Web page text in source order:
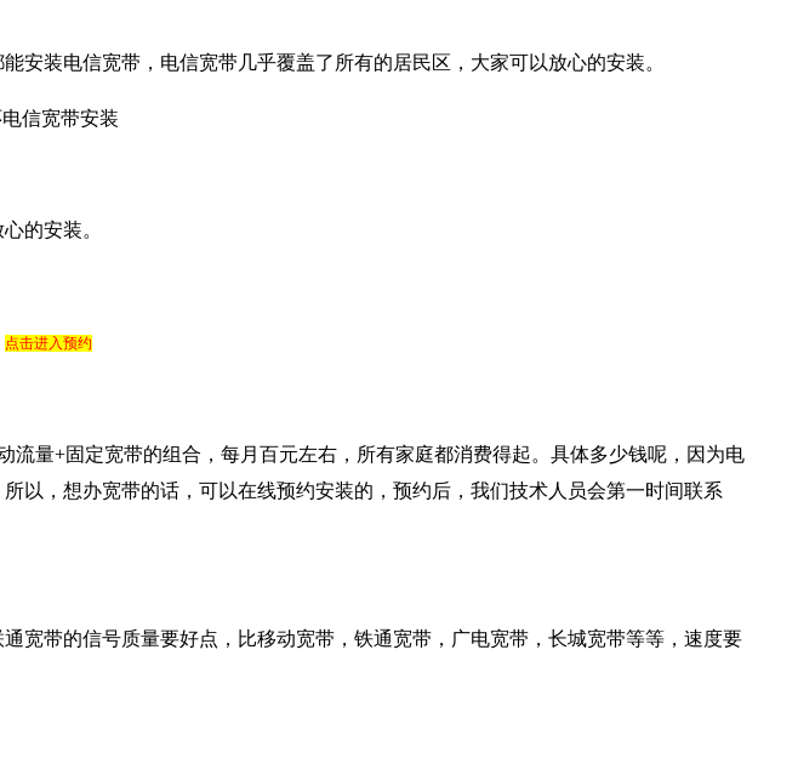
装电信宽带，电信宽带几乎覆盖了所有的居民区，大家可以放心的安装。
的安装。
点击进入预约
量+固定宽带的组合，每月百元左右，所有家庭都消费得起。具体多少钱呢，因为电
以，想办宽带的话，可以在线预约安装的，预约后，我们技术人员会第一时间联系
宽带的信号质量要好点，比移动宽带，铁通宽带，广电宽带，长城宽带等等，速度要